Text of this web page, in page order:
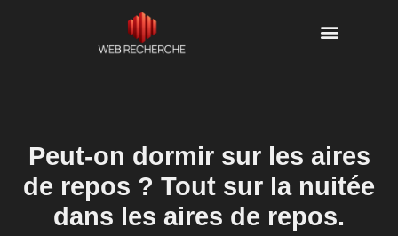
Peut-on dormir sur les aires
de repos ? Tout sur la nuitée
dans les aires de repos.